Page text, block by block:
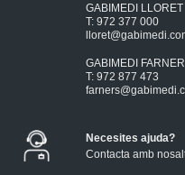
GABIMEDI
T: 972 377 000
GABIMEDI
T: 972 877 473
Necesites ajuda?
Contacta amb